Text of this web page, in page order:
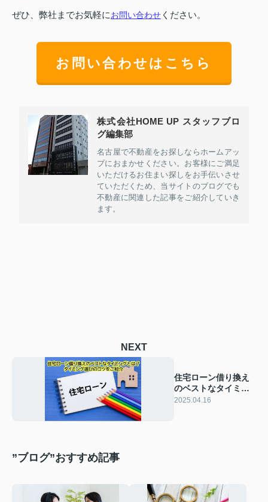
ぜひ、弊社までお気軽にお問い合わせ ください。
お問い合わせはこちら
株式会社HOME UP スタッフブロ
グ編集部
名古屋で不動産をお探しならホームアッ
プにおまかせください。お客様にご満足
いただけるお住まい探しをお手伝いさせ
ていただくため、当サイトのブログでも
不動産に関連した記事をご紹介していき
ます。
NEXT
住宅ローン借り換え
のベストなタイミン
グとは？タイミング
2025.04.16
”ブログ”おすすめ記事